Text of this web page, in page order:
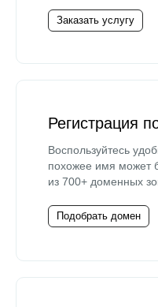
Заказать услугу
Регистрация
Воспользуйтесь
похожее имя может
из 700+ доменных
Подобрать домен